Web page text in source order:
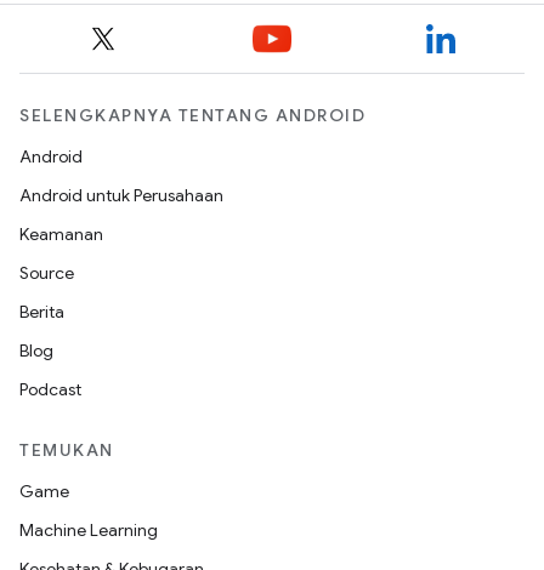
SELENGKAPNYA TENTANG ANDROID
Android
Android untuk Perusahaan
Keamanan
Source
Berita
Blog
Podcast
TEMUKAN
Game
Machine Learning